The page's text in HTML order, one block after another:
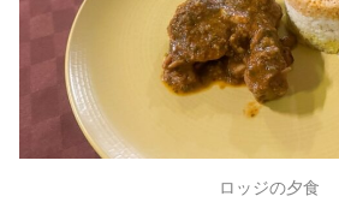
ロッジの夕食